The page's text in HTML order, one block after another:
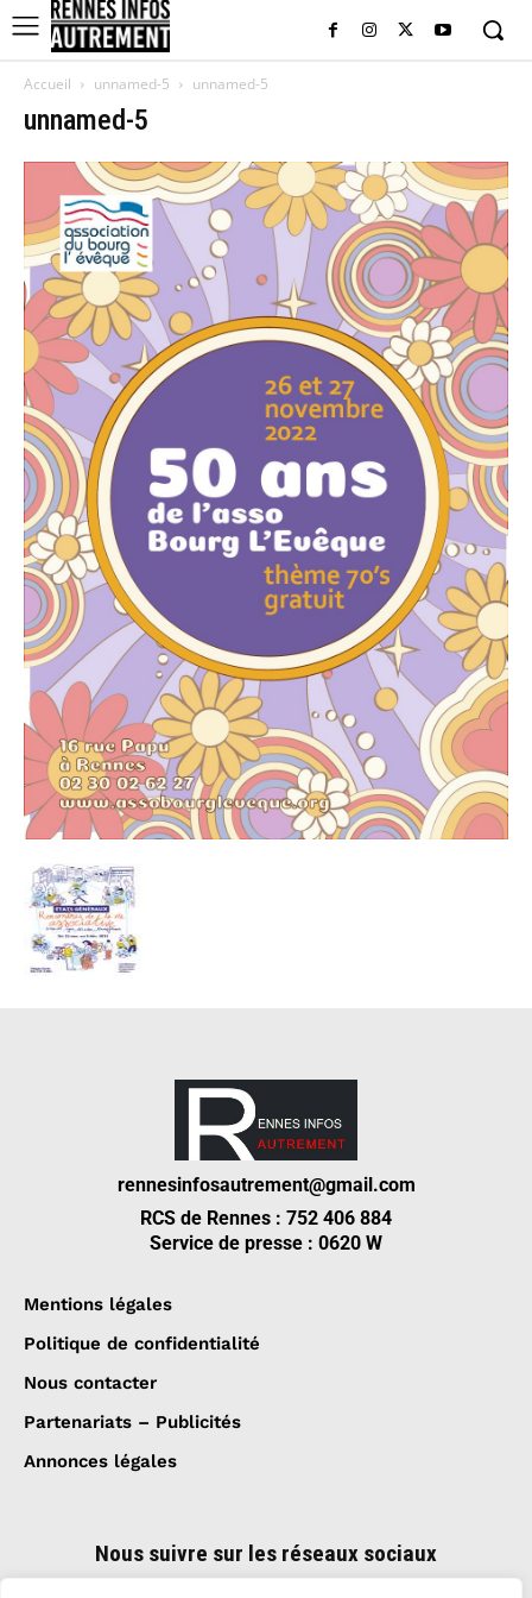
Accueil unnamed-5 unnamed-5
unnamed-5
rennesinfosautrement@gmail.com
RCS de Rennes : 752 406 884
Service de presse : 0620 W
Mentions légales
Politique de confidentialité
Nous contacter
Partenariats – Publicités
Annonces légales
Nous suivre sur les réseaux sociaux